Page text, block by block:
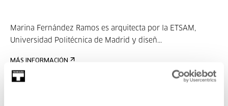
Marina Fernández Ramos es arquitecta por la ETSAM,
Universidad Politécnica de Madrid y diseñ...
MÁS INFORMACIÓN